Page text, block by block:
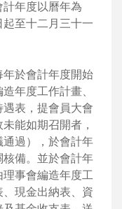
年度以曆年為
至十二月三十一
於會計年度開始
年度工作計畫、
表，提會員大會
能如期召開者，
過），於會計年
核備。並於會計年
事會編造年度工
現金出納表、資